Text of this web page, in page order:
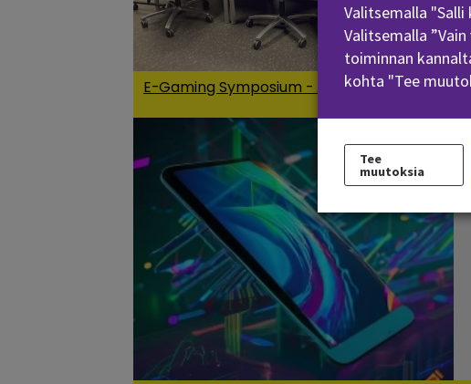
E-Gaming Symposium - Ajosimulaatiot
Valitsemalla
Valitsemalla
toiminnan
kohta "Tee
Tee
muutoksia